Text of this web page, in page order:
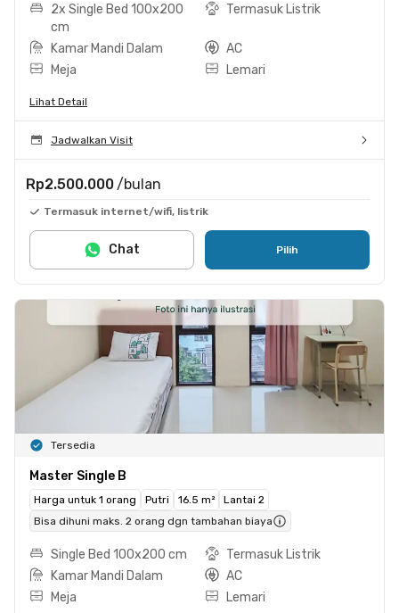
2x Single Bed 100x200
cm
Termasuk Listrik
Kamar Mandi Dalam
AC
Meja
Lemari
Lihat Detail
Jadwalkan Visit
Rp2.500.000 /bulan
Termasuk internet/wifi, listrik
Pilih
Chat
Tersedia
Master Single B
Harga untuk 1 orang Putri 16.5 m²
Lantai 2
Bisa dihuni maks. 2 orang dgn tambahan biaya
Single Bed 100x200 cm
Termasuk Listrik
Kamar Mandi Dalam
AC
Meja
Lemari